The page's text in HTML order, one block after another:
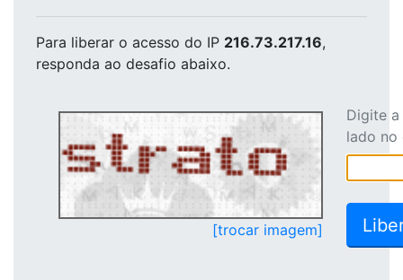
Para liberar o acesso do IP 216.73.217.16,
responda ao desafio abaixo.
[trocar imagem]
Digite
lado no